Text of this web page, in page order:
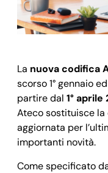
La nuova codifica
scorso 1° gennaio
partire dal 1° aprile
Ateco sostituisce
aggiornata per
importanti novità.
Come specificato